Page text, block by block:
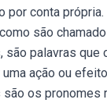
por conta
são
palavras que
ação ou
são os pronomes